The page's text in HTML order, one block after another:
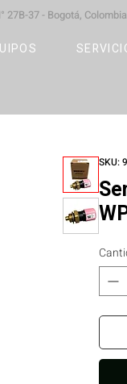
27B-37 - Bogotá,
SKU: